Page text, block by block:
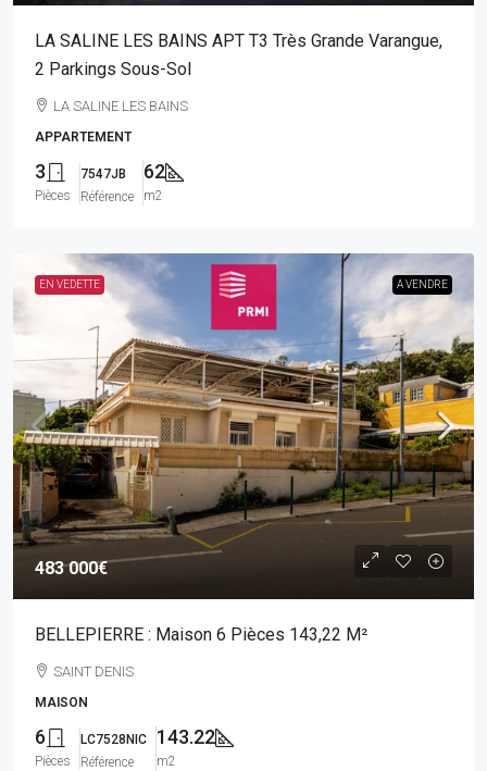
LA SALINE LES BAINS APT T3 Très Grande Varangue,
2 Parkings Sous-Sol
LA SALINE LES BAINS
APPARTEMENT
3
Pièces
7547JB
Référence
62
m2
EN VEDETTE A VENDRE
483 000€
BELLEPIERRE : Maison 6 Pièces 143,22 M²
SAINT DENIS
MAISON
6
Pièces
LC7528NIC
Référence
143.22
m2